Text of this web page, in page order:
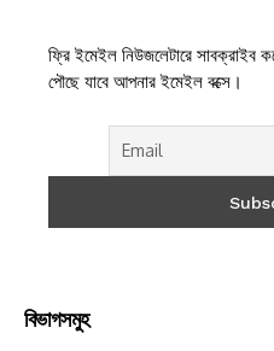
ফ্রি ইমেইল নিউজলেটারে সাবক্রাইব
পৌছে যাবে আপনার ইমেইল বক্সে।
বিভাগসমুহ